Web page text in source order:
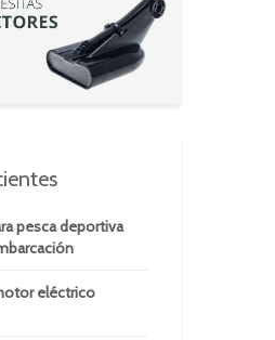
pesca deportiva
eléctrico